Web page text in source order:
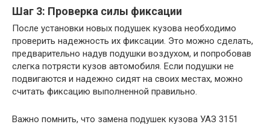
Шаг 3: Проверка силы фиксации
После установки новых подушек кузова необходимо
проверить надежность их фиксации. Это можно сделать,
предварительно надув подушки воздухом, и попробовав
слегка потрясти кузов автомобиля. Если подушки не
подвигаются и надежно сидят на своих местах, можно
считать фиксацию выполненной правильно.
Важно помнить, что замена подушек кузова УАЗ 3151